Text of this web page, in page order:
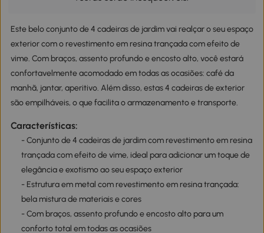
Este belo conjunto de 4 cadeiras de jardim vai realçar o seu espaço
exterior com o revestimento em resina trançada com efeito de
vime. Com braços, assento profundo e encosto alto, você estará
confortavelmente acomodado em todas as ocasiões: café da
manhã, jantar, aperitivo. Além disso, estas 4 cadeiras de exterior
são empilháveis, o que facilita o armazenamento e transporte.
Características:
- Conjunto de 4 cadeiras de jardim com revestimento em resina
trançada com efeito de vime, ideal para adicionar um toque de
elegância e exotismo ao seu espaço exterior
- Estrutura em metal com revestimento em resina trançada:
bela mistura de materiais e cores
- Com braços, assento profundo e encosto alto para um
conforto total em todas as ocasiões